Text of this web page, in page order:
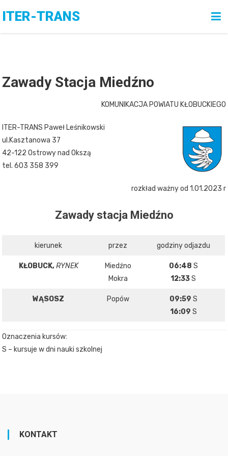
ITER-TRANS
Zawady Stacja Miedźno
KOMUNIKACJA POWIATU KŁOBUCKIEGO
ITER-TRANS Paweł Leśnikowski
ul.Kasztanowa 37
42-122 Ostrowy nad Okszą
tel. 603 358 399
rozkład ważny od 1.01.2023 r
Zawady stacja Miedźno
kierunek przez godziny odjazdu
KŁOBUCK,RYNEK
Miedźno
Mokra
06:48 S
12:33S
WĄSOSZ Popów 09:59 S
16:09 S
Oznaczenia kursów:
S – kursuje w dni nauki szkolnej
KONTAKT